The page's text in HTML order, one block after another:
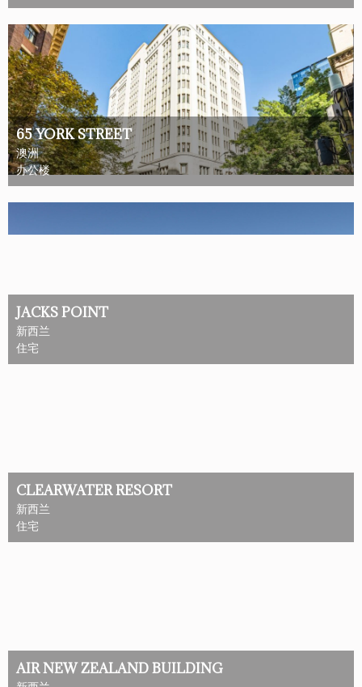
65 YORK STREET
澳洲
办公楼
JACKS POINT
新西兰
住宅
CLEARWATER RESORT
新西兰
住宅
AIR NEW ZEALAND BUILDING